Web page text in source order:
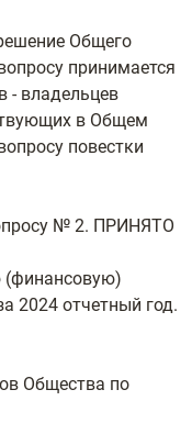
Общего
принимается
- владельцев
в Общем
повестки
№ 2. ПРИНЯТО
(финансовую)
2024 отчетный год.
Общества по